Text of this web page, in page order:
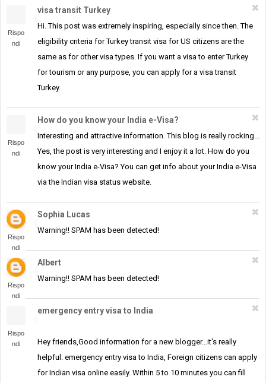
Rispo
ndi
visa transit Turkey
Hi. This post was extremely inspiring, especially since then. The
eligibility criteria for Turkey transit visa for US citizens are the
same as for other visa types. If you want a visa to enter Turkey
for tourism or any purpose, you can apply for a visa transit
Turkey.
Rispo
ndi
How do you know your India e-Visa?
Interesting and attractive information. This blog is really rocking...
Yes, the post is very interesting and I enjoy it a lot. How do you
know your India e-Visa? You can get info about your India e-Visa
via the Indian visa status website.
Rispo
ndi
Sophia Lucas
Warning!! SPAM has been detected!
Rispo
ndi
Albert
Warning!! SPAM has been detected!
Rispo
ndi
emergency entry visa to India
Hey friends,Good information for a new blogger…it's really
helpful. emergency entry visa to India, Foreign citizens can apply
for Indian visa online easily. Within 5 to 10 minutes you can fill